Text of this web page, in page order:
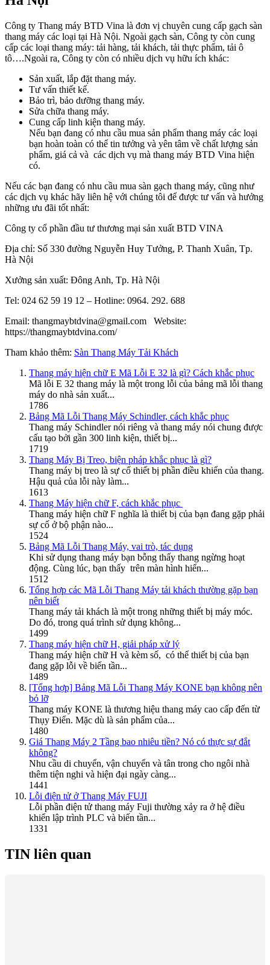
Công ty Thang máy BTD Vina là đơn vị chuyên cung cấp gạch sàn
thang máy các loại tại Hà Nội. Ngoài gạch sàn, Công ty còn cung
cấp các loại thang máy: tải hàng, tải khách, tải thực phẩm, tải ô
tô….Ngoài ra, Công ty còn có nhiều dịch vụ hữu ích khác:
Sản xuất, lắp đặt thang máy.
Tư vấn thiết kế.
Bảo trì, bảo dưỡng thang máy.
Sửa chữa thang máy.
Cung cấp linh kiện thang máy.
Nếu bạn đang có nhu cầu mua sản phẩm thang máy các loại
bạn hoàn toàn có thể tin tưởng và yên tâm về chất lượng sản
phẩm, giá cả và các dịch vụ mà thang máy BTD Vina hiện
có.
Nếu các bạn đang có nhu cầu mua sàn gạch thang máy, cũng như
các dịch vụ khác hãy liên hệ với chúng tôi để được tư vấn và hưởng
những ưu đãi tốt nhất:
Công ty cổ phần đầu tư thương mại sản xuất BTD VINA
Địa chỉ: Số 330 đường Nguyễn Huy Tưởng, P. Thanh Xuân, Tp.
Hà Nội
Xưởng sản xuất: Đông Anh, Tp. Hà Nội
Tel: 024 62 59 19 12 – Hotline: 0964. 292. 688
Email: thangmaybtdvina@gmail.com Website:
https://thangmaybtdvina.com/
Tham khảo thêm: Sàn Thang Máy Tải Khách
Thang máy hiện chữ E Mã Lỗi E 32 là gì? Cách khắc phục
Mã lỗi E 32 thang máy là một trong lỗi của bảng mã lỗi thang
máy do nhà sản xuất...
1786
Bảng Mã Lỗi Thang Máy Schindler, cách khắc phục
Thang máy Schindler nói riêng và thang máy nói chung được
cấu tạo bởi gần 300 linh kiện, thiết bị...
1719
Thang Máy Bị Treo, biện pháp khắc phục là gì?
Thang máy bị treo là sự cố thiết bị phần điều khiển của thang.
Hậu quả của lỗi này làm...
1613
Thang Máy hiện chữ F, cách khắc phục
Thang máy hiện chữ F nghĩa là thiết bị của bạn đang gặp phải
sự cố ở bộ phận nào...
1524
Bảng Mã Lỗi Thang Máy, vai trò, tác dụng
Khi sử dụng thang máy bạn bỗng thấy thang ngừng hoạt
động. Cùng lúc, bạn thấy trên màn hình hiển...
1512
Tổng hợp các Mã Lỗi Thang Máy tải khách thường gặp bạn
nên biết
Thang máy tải khách là một trong những thiết bị máy móc.
Do đó, trong quá trình sử dụng không...
1499
Thang máy hiện chữ H, giải pháp xử lý
Thang máy hiện chữ H và kèm số, có thể thiết bị của bạn
đang gặp lỗi về biến tần...
1489
[Tổng hợp] Bảng Mã Lỗi Thang Máy KONE bạn không nên
bỏ lỡ
Thang máy KONE là thương hiệu thang máy cao cấp đến từ
Thụy Điển. Mặc dù là sản phẩm của...
1480
Giá Thang Máy 2 Tầng bao nhiêu tiền? Nó có thực sự đắt
không?
Nhu cầu di chuyển, vận chuyển và tân trong cho ngôi nhà
thêm tiện nghi và hiện đại ngày càng...
1441
Lỗi điện tử ở Thang Máy FUJI
Lỗi phần điện tử thang máy Fuji thường xảy ra ở hệ điều
khiển lập trình PLC và biến tần...
1331
TIN liên quan